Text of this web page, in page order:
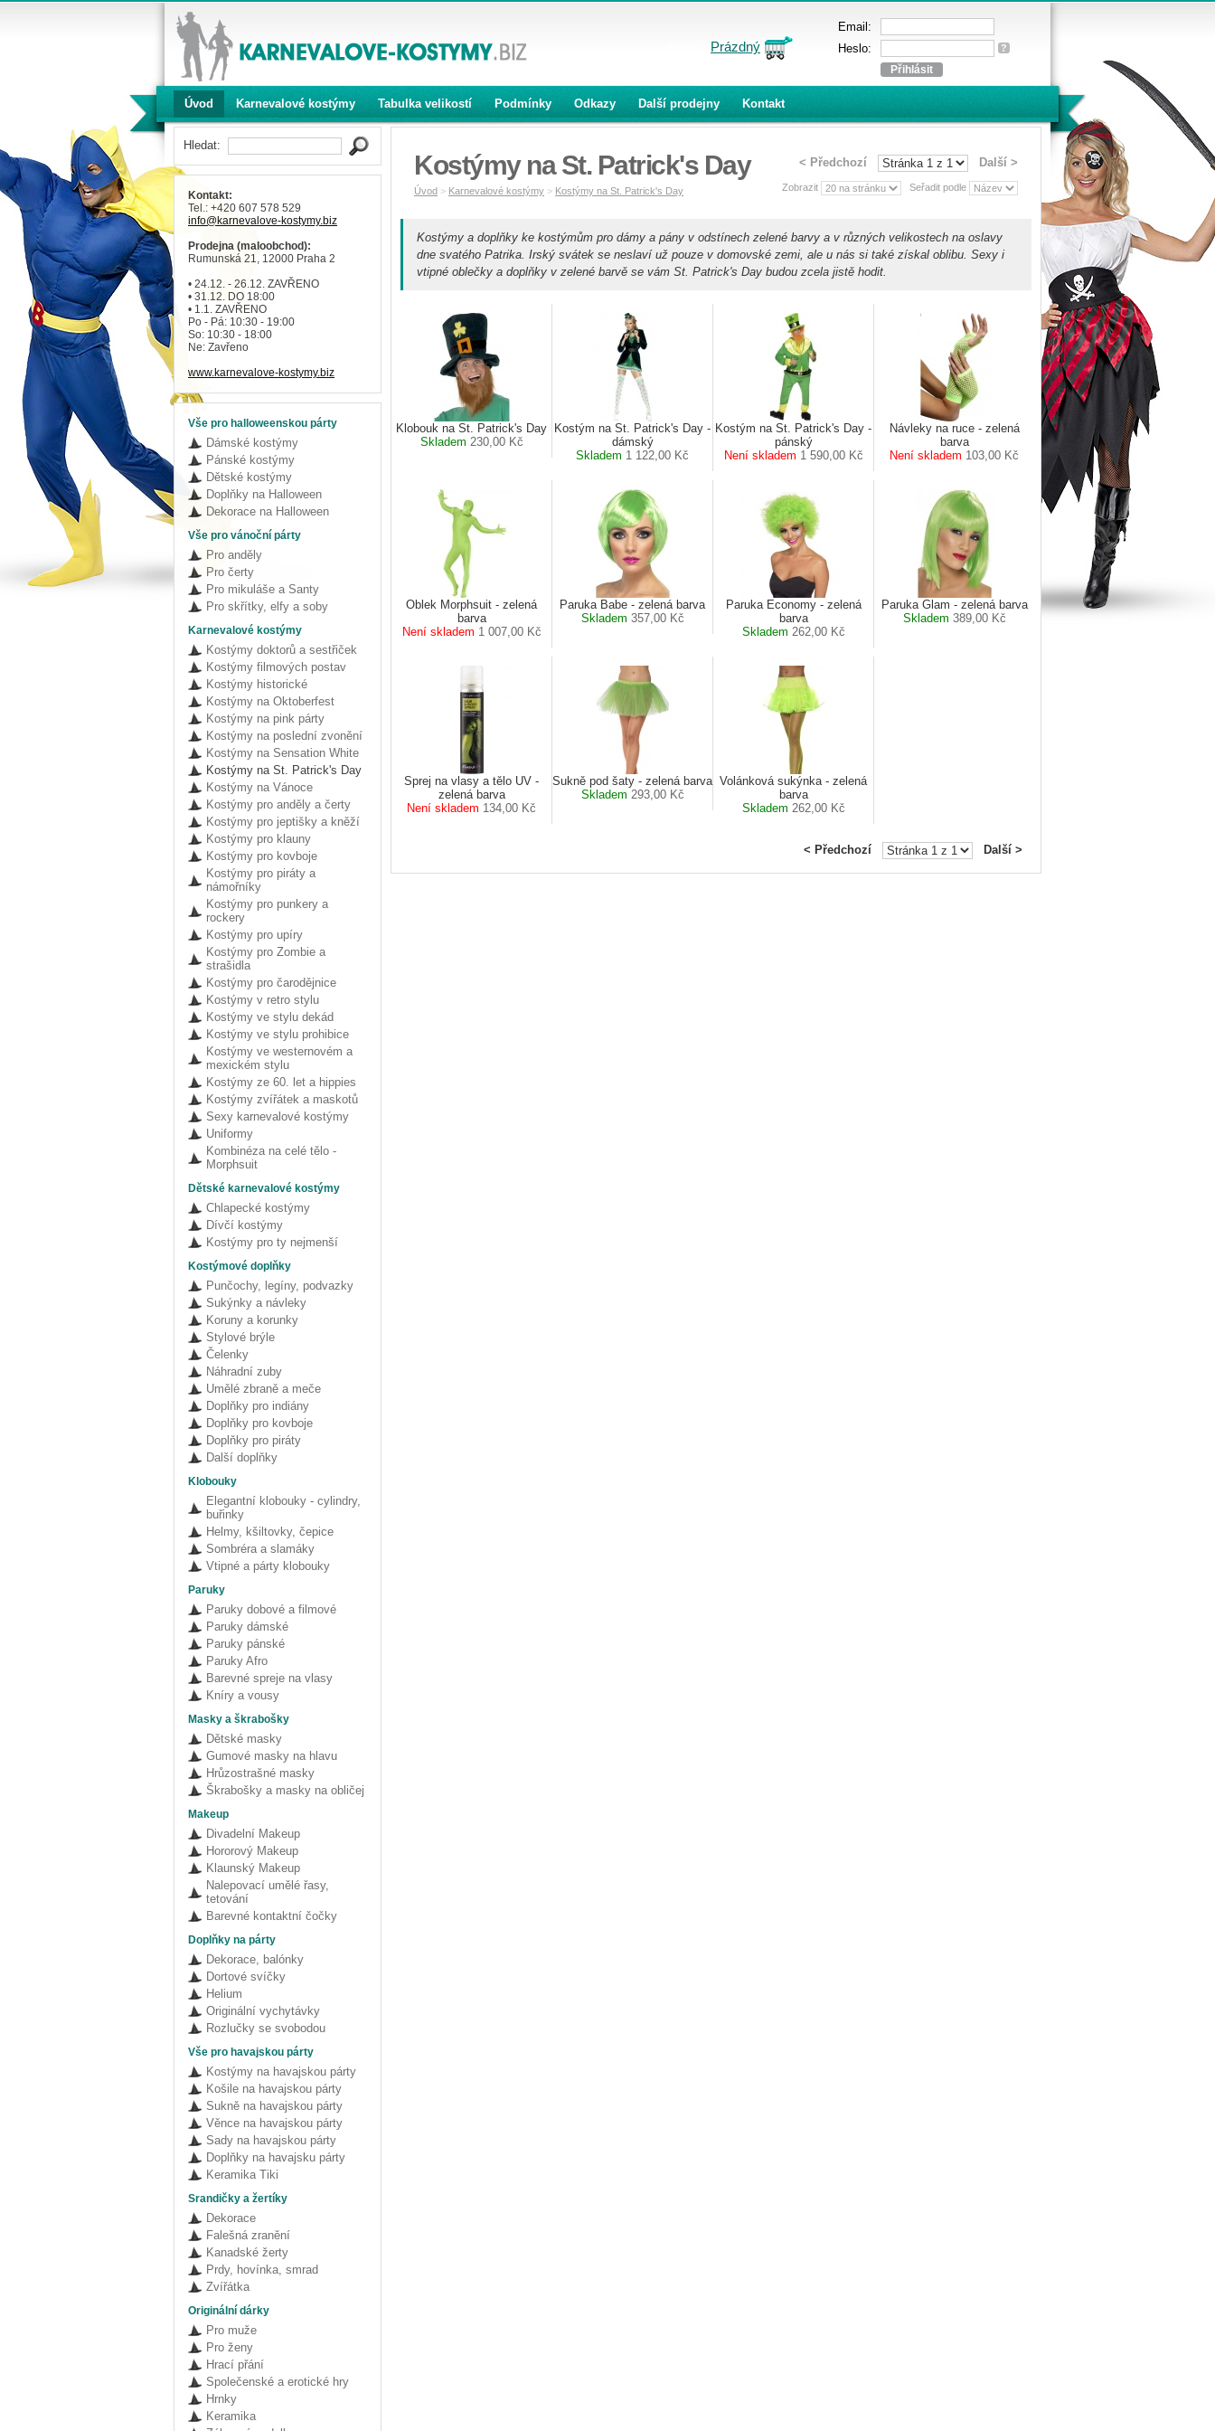
Email:
Heslo:
?
Prázdný
Úvod Karnevalové kostýmy Tabulka velikostí Podmínky Odkazy Další prodejny Kontakt
Hledat:
Kontakt:
Tel.: +420 607 578 529
info@karnevalove-kostymy.biz
Prodejna (maloobchod):
Rumunská 21, 12000 Praha 2
• 24.12. - 26.12. ZAVŘENO
• 31.12. DO 18:00
• 1.1. ZAVŘENO
Po - Pá: 10:30 - 19:00
So: 10:30 - 18:00
Ne: Zavřeno
www.karnevalove-kostymy.biz
Vše pro halloweenskou párty
Dámské kostýmy
Pánské kostýmy
Dětské kostýmy
Doplňky na Halloween
Dekorace na Halloween
Vše pro vánoční párty
Pro anděly
Pro čerty
Pro mikuláše a Santy
Pro skřítky, elfy a soby
Karnevalové kostýmy
Kostýmy doktorů a sestřiček
Kostýmy filmových postav
Kostýmy historické
Kostýmy na Oktoberfest
Kostýmy na pink párty
Kostýmy na poslední zvonění
Kostýmy na Sensation White
Kostýmy na St. Patrick's Day
Kostýmy na Vánoce
Kostýmy pro anděly a čerty
Kostýmy pro jeptišky a kněží
Kostýmy pro klauny
Kostýmy pro kovboje
Kostýmy pro piráty a
námořníky
Kostýmy pro punkery a
rockery
Kostýmy pro upíry
Kostýmy pro Zombie a
strašidla
Kostýmy pro čarodějnice
Kostýmy v retro stylu
Kostýmy ve stylu dekád
Kostýmy ve stylu prohibice
Kostýmy ve westernovém a
mexickém stylu
Kostýmy ze 60. let a hippies
Kostýmy zvířátek a maskotů
Sexy karnevalové kostýmy
Uniformy
Kombinéza na celé tělo -
Morphsuit
Dětské karnevalové kostýmy
Chlapecké kostýmy
Dívčí kostýmy
Kostýmy pro ty nejmenší
Kostýmové doplňky
Punčochy, legíny, podvazky
Sukýnky a návleky
Koruny a korunky
Stylové brýle
Čelenky
Náhradní zuby
Umělé zbraně a meče
Doplňky pro indiány
Doplňky pro kovboje
Doplňky pro piráty
Další doplňky
Klobouky
Elegantní klobouky - cylindry,
buřinky
Helmy, kšiltovky, čepice
Sombréra a slamáky
Vtipné a párty klobouky
Paruky
Paruky dobové a filmové
Paruky dámské
Paruky pánské
Paruky Afro
Barevné spreje na vlasy
Kníry a vousy
Masky a škrabošky
Dětské masky
Gumové masky na hlavu
Hrůzostrašné masky
Škrabošky a masky na obličej
Makeup
Divadelní Makeup
Hororový Makeup
Klaunský Makeup
Nalepovací umělé řasy,
tetování
Barevné kontaktní čočky
Doplňky na párty
Dekorace, balónky
Dortové svíčky
Helium
Originální vychytávky
Rozlučky se svobodou
Vše pro havajskou párty
Kostýmy na havajskou párty
Košile na havajskou párty
Sukně na havajskou párty
Věnce na havajskou párty
Sady na havajskou párty
Doplňky na havajsku párty
Keramika Tiki
Srandičky a žertíky
Dekorace
Falešná zranění
Kanadské žerty
Prdy, hovínka, smrad
Zvířátka
Originální dárky
Pro muže
Pro ženy
Hrací přání
Společenské a erotické hry
Hrnky
Keramika
< Předchozí Další >
Zobrazit Seřadit podle
Kostýmy na St. Patrick's Day
Úvod > Karnevalové kostýmy > Kostýmy na St. Patrick's Day
Kostýmy a doplňky ke kostýmům pro dámy a pány v odstínech zelené barvy a v různých velikostech na oslavy
dne svatého Patrika. Irský svátek se neslaví už pouze v domovské zemi, ale u nás si také získal oblibu. Sexy i
vtipné oblečky a doplňky v zelené barvě se vám St. Patrick's Day budou zcela jistě hodit.
Klobouk na St. Patrick's Day
Skladem 230,00 Kč
Kostým na St. Patrick's Day -
dámský
Skladem 1 122,00 Kč
Kostým na St. Patrick's Day -
pánský
Není skladem 1 590,00 Kč
Návleky na ruce - zelená
barva
Není skladem 103,00 Kč
Oblek Morphsuit - zelená
barva
Není skladem 1 007,00 Kč
Paruka Babe - zelená barva
Skladem 357,00 Kč
Paruka Economy - zelená
barva
Skladem 262,00 Kč
Paruka Glam - zelená barva
Skladem 389,00 Kč
Sprej na vlasy a tělo UV -
zelená barva
Není skladem 134,00 Kč
Sukně pod šaty - zelená barva
Skladem 293,00 Kč
Volánková sukýnka - zelená
barva
Skladem 262,00 Kč
< Předchozí Další >